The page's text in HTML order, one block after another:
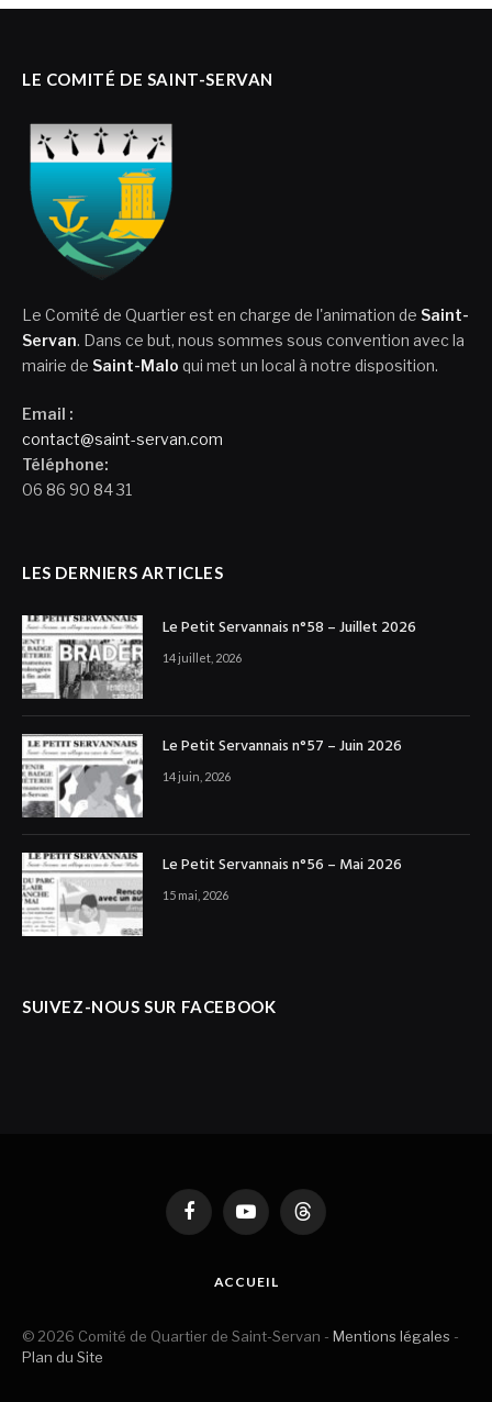
LE COMITÉ DE SAINT-SERVAN
Le Comité de Quartier est en charge de l'animation de Saint-
Servan. Dans ce but, nous sommes sous convention avec la
mairie de Saint-Malo qui met un local à notre disposition.
Email :
contact@saint-servan.com
Téléphone:
06 86 90 84 31
LES DERNIERS ARTICLES
Le Petit Servannais n°58 – Juillet 2026
14 juillet, 2026
Le Petit Servannais n°57 – Juin 2026
14 juin, 2026
Le Petit Servannais n°56 – Mai 2026
15 mai, 2026
SUIVEZ-NOUS SUR FACEBOOK
FacebookYouTubeThreads
ACCUEIL
© 2026 Comité de Quartier de Saint-Servan - Mentions légales -
Plan du Site